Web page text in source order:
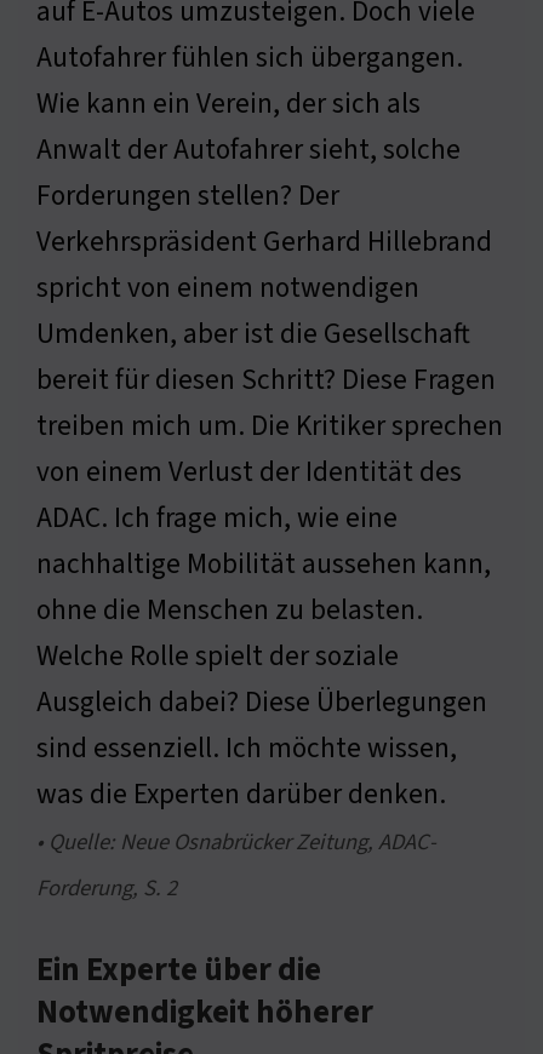
auf E-Autos umzusteigen. Doch viele
Autofahrer fühlen sich übergangen.
Wie kann ein Verein, der sich als
Anwalt der Autofahrer sieht, solche
Forderungen stellen? Der
Verkehrspräsident Gerhard Hillebrand
spricht von einem notwendigen
Umdenken, aber ist die Gesellschaft
bereit für diesen Schritt? Diese Fragen
treiben mich um. Die Kritiker sprechen
von einem Verlust der Identität des
ADAC. Ich frage mich, wie eine
nachhaltige Mobilität aussehen kann,
ohne die Menschen zu belasten.
Welche Rolle spielt der soziale
Ausgleich dabei? Diese Überlegungen
sind essenziell. Ich möchte wissen,
was die Experten darüber denken.
• Quelle: Neue Osnabrücker Zeitung, ADAC-
Forderung, S. 2
Ein Experte über die
Notwendigkeit höherer